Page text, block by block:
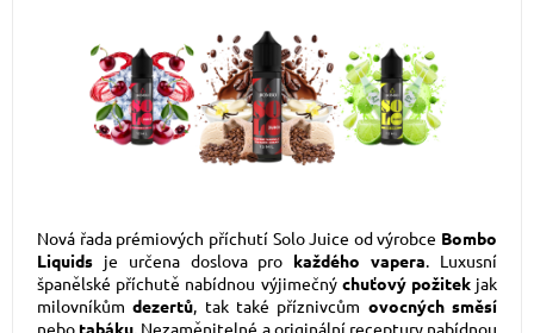
Nová řada prémiových příchutí Solo Juice od výrobce Bombo
Liquids je určena doslova pro každého vapera . Luxusní
španělské příchutě nabídnou výjimečný chuťový požitekjak
milovníkůmdezertů , tak také příznivcům ovocných směsí
nebotabáku . Nezaměnitelné a originální receptury nabídnou